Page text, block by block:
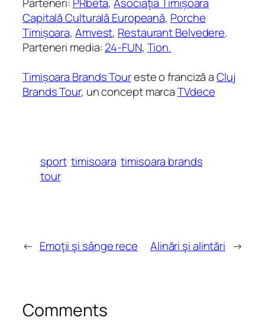
Capitală Culturală Europeană, Porche
Timișoara, Amvest, Restaurant Belvedere.
Parteneri media:24-FUN, Tion.
Timișoara Brands Toureste o franciză aCluj
Brands Tour, un concept marcaTVdece
sport timisoara timisoara brands
tour
← Emoţii şi sânge rece Alinări şi alintări →
Comments